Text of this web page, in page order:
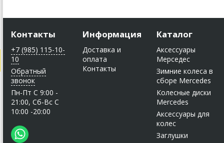
Контакты
+7 (985) 115-10-
10
Обратный
звонок
Пн-Пт C 9:00 -
21:00, Сб-Вс С
10:00 -20:00
Информация
Доставка и
оплата
Контакты
Каталог
Аксессуары
Мерседес
Зимние колеса в
сборе Mercedes
Колесные диски
Mercedes
Аксессуары для
колес
Заглушки